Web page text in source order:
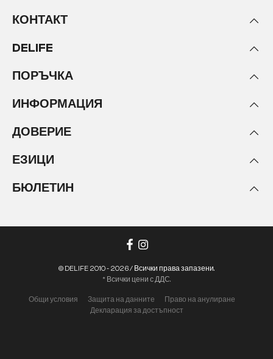
КОНТАКТ
DELIFE
ПОРЪЧКА
ИНФОРМАЦИЯ
ДОВЕРИЕ
ЕЗИЦИ
БЮЛЕТИН
Общи условия Защита на данните
Право на анулиране
Декларация за достъпност
© DELIFE 2010 - 2026 / Всички права запазени.
* Всички цени с ДДС.